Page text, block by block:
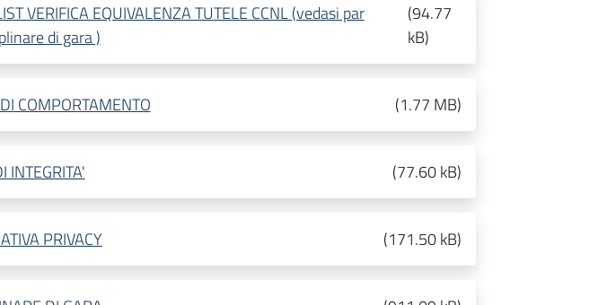
VERIFICA EQUIVALENZA TUTELE CCNL (vedasi par
di gara )
(94.77
kB)
COMPORTAMENTO (1.77 MB)
INTEGRITA' (77.60 kB)
PRIVACY (171.50 kB)